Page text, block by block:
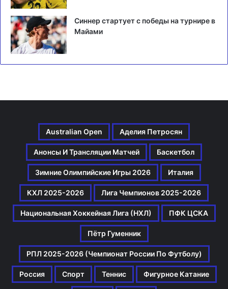
Синнер стартует с победы на турнире в
Майами
Australian Open Аделия Петросян
Анонсы И Трансляции Матчей Баскетбол
Зимние Олимпийские Игры 2026 Италия
КХЛ 2025-2026 Лига Чемпионов 2025-2026
Национальная Хоккейная Лига (НХЛ) ПФК ЦСКА
Пётр Гуменник
РПЛ 2025-2026 (Чемпионат России По Футболу)
Россия Спорт Теннис Фигурное Катание